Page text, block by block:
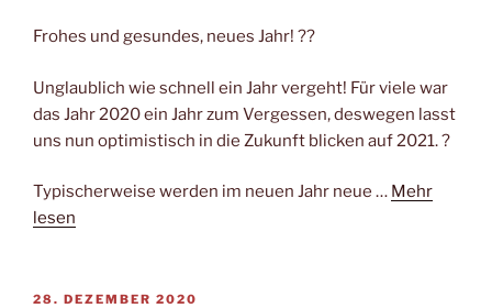
Frohes und gesundes, neues Jahr! ??
Unglaublich wie schnell ein Jahr vergeht! Für viele war
das Jahr 2020 ein Jahr zum Vergessen, deswegen lasst
uns nun optimistisch in die Zukunft blicken auf 2021. ?
Typischerweise werden im neuen Jahr neue … Mehr
lesen
VERÖFFENTLICHT
28. DEZEMBER 2020